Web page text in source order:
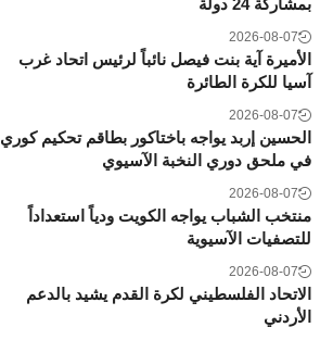
بمشاركة 24 دولة
2026-08-07
الأميرة آية بنت فيصل نائباً لرئيس اتحاد غرب
آسيا للكرة الطائرة
2026-08-07
الحسين إربد يواجه باختاكور بطاقم تحكيم كوري
في ملحق دوري النخبة الآسيوي
2026-08-07
منتخب الشباب يواجه الكويت ودياً استعداداً
للتصفيات الآسيوية
2026-08-07
الاتحاد الفلسطيني لكرة القدم يشيد بالدعم
الأردني